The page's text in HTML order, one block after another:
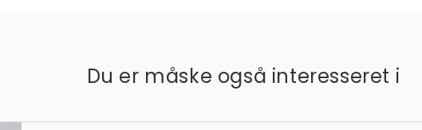
Du er måske også interesseret i